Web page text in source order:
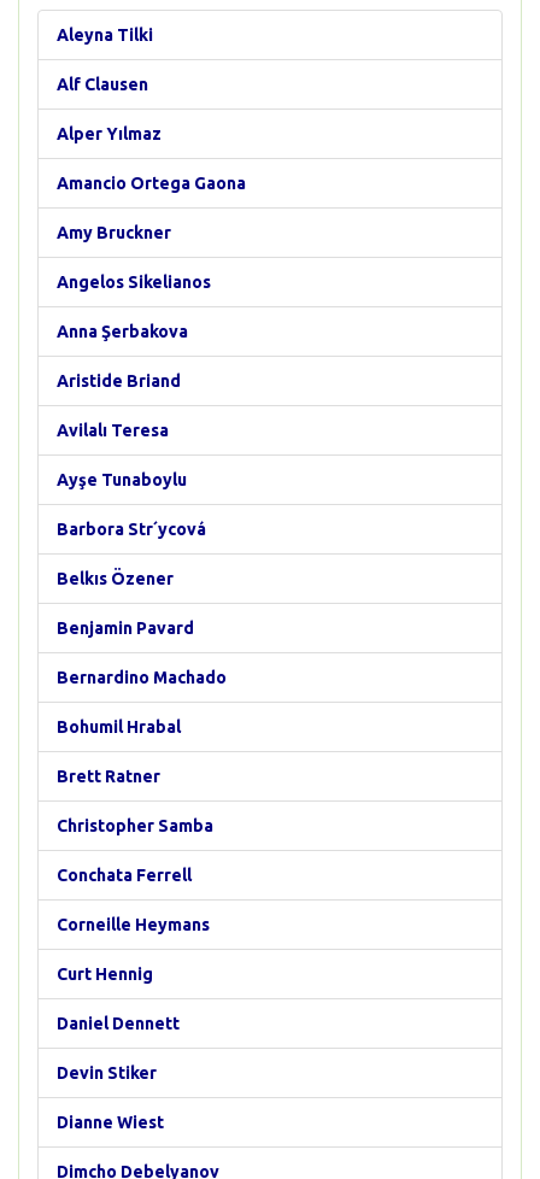
Aleyna Tilki
Alf Clausen
Alper Yılmaz
Amancio Ortega Gaona
Amy Bruckner
Angelos Sikelianos
Anna Şerbakova
Aristide Briand
Avilalı Teresa
Ayşe Tunaboylu
Barbora Str´ycová
Belkıs Özener
Benjamin Pavard
Bernardino Machado
Bohumil Hrabal
Brett Ratner
Christopher Samba
Conchata Ferrell
Corneille Heymans
Curt Hennig
Daniel Dennett
Devin Stiker
Dianne Wiest
Dimcho Debelyanov